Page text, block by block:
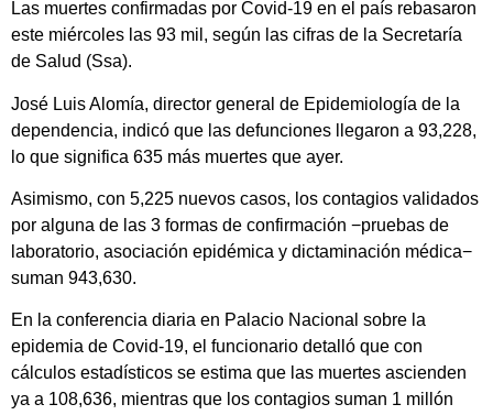
Las muertes confirmadas por Covid-19 en el país rebasaron
este miércoles las 93 mil, según las cifras de la Secretaría
de Salud (Ssa).
José Luis Alomía, director general de Epidemiología de la
dependencia, indicó que las defunciones llegaron a 93,228,
lo que significa 635 más muertes que ayer.
Asimismo, con 5,225 nuevos casos, los contagios validados
por alguna de las 3 formas de confirmación −pruebas de
laboratorio, asociación epidémica y dictaminación médica−
suman 943,630.
En la conferencia diaria en Palacio Nacional sobre la
epidemia de Covid-19, el funcionario detalló que con
cálculos estadísticos se estima que las muertes ascienden
ya a 108,636, mientras que los contagios suman 1 millón